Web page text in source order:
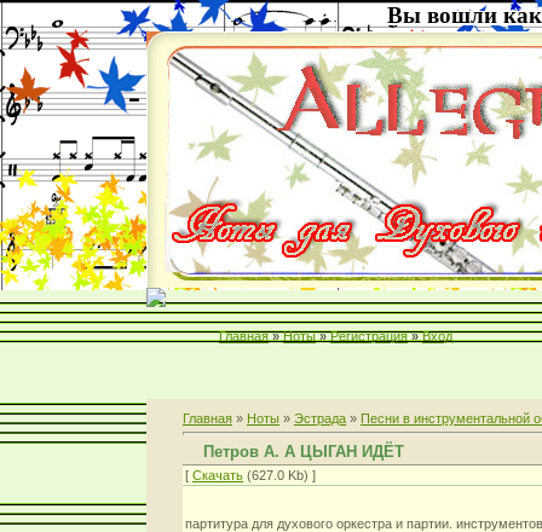
Вы вошли как
Главная » Ноты » Регистрация » Вход
Главная » Ноты » Эстрада » Песни в инструментальной
Петров А. А ЦЫГАН ИДЁТ
[ Скачать (627.0 Kb) ]
партитура для духового оркестра и партии.